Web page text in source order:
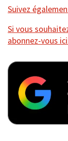
Suivez
Si vous
abonnez-vous